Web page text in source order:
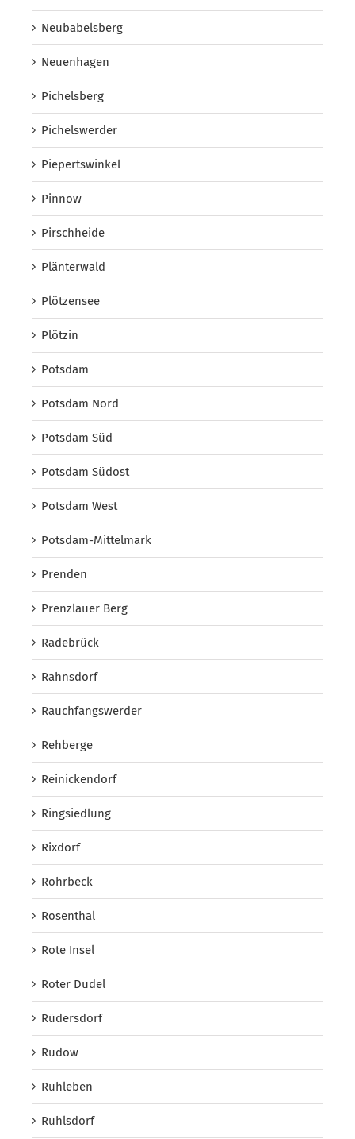
Neubabelsberg
Neuenhagen
Pichelsberg
Pichelswerder
Piepertswinkel
Pinnow
Pirschheide
Plänterwald
Plötzensee
Plötzin
Potsdam
Potsdam Nord
Potsdam Süd
Potsdam Südost
Potsdam West
Potsdam-Mittelmark
Prenden
Prenzlauer Berg
Radebrück
Rahnsdorf
Rauchfangswerder
Rehberge
Reinickendorf
Ringsiedlung
Rixdorf
Rohrbeck
Rosenthal
Rote Insel
Roter Dudel
Rüdersdorf
Rudow
Ruhleben
Ruhlsdorf